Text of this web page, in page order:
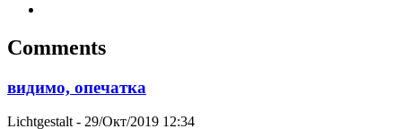
Comments
видимо, опечатка
Lichtgestalt - 29/Окт/2019 12:34